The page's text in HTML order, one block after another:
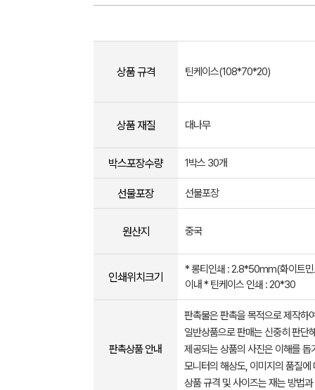
상품 규격 틴케이스(108*70*20)
상품 재질 대나무
박스포장수량 1박스 30개
선물포장 선물포장
원산지 중국
인쇄위치크기
* 롱티인쇄 : 2.8*50mm(화이트
이내 * 틴케이스 인쇄 : 20*30
판촉상품 안내
판촉물은 판촉을 목적으로 제작하
일반상품으로 판매는 신중히 판단
제공되는 상품의 사진은 이해를
모니터의 해상도, 이미지의 품질
상품 규격 및 사이즈는 재는 방법